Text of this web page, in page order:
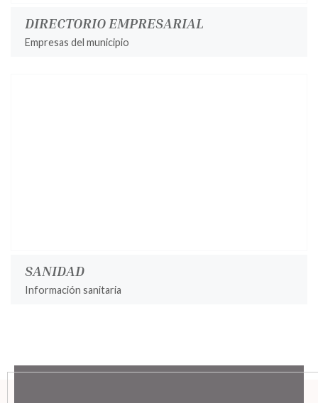
DIRECTORIO EMPRESARIAL
Empresas del municipio
SANIDAD
Información sanitaria